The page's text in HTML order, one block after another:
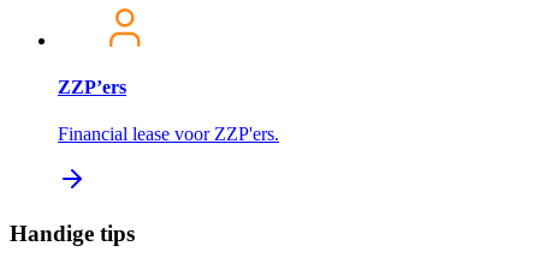
ZZP’ers
Financial lease voor ZZP'ers.
Handige tips